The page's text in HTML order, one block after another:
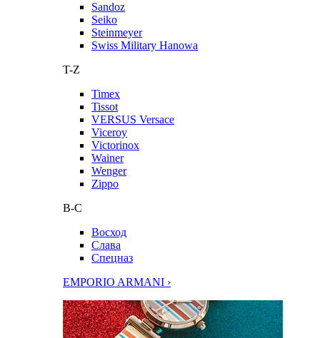
Sandoz
Seiko
Steinmeyer
Swiss Military Hanowa
T-Z
Timex
Tissot
VERSUS Versace
Viceroy
Victorinox
Wainer
Wenger
Zippo
В-С
Восход
Слава
Спецназ
EMPORIO ARMANI ›